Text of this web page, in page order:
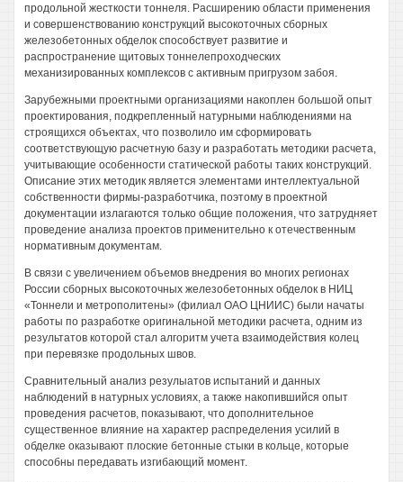
продольной жесткости тоннеля. Расширению области применения
и совершенствованию конструкций высокоточных сборных
железобетонных обделок способствует развитие и
распространение щитовых тоннелепроходческих
механизированных комплексов с активным пригрузом забоя.
Зарубежными проектными организациями накоплен большой опыт
проектирования, подкрепленный натурными наблюдениями на
строящихся объектах, что позволило им сформировать
соответствующую расчетную базу и разработать методики расчета,
учитывающие особенности статической работы таких конструкций.
Описание этих методик является элементами интеллектуальной
собственности фирмы-разработчика, поэтому в проектной
документации излагаются только общие положения, что затрудняет
проведение анализа проектов применительно к отечественным
нормативным документам.
В связи с увеличением объемов внедрения во многих регионах
России сборных высокоточных железобетонных обделок в НИЦ
«Тоннели и метрополитены» (филиал ОАО ЦНИИС) были начаты
работы по разработке оригинальной методики расчета, одним из
результатов которой стал алгоритм учета взаимодействия колец
при перевязке продольных швов.
Сравнительный анализ резулыатов испытаний и данных
наблюдений в натурных условиях, а также накопившийся опыт
проведения расчетов, показывают, что дополнительное
существенное влияние на характер распределения усилий в
обделке оказывают плоские бетонные стыки в кольце, которые
способны передавать изгибающий момент.